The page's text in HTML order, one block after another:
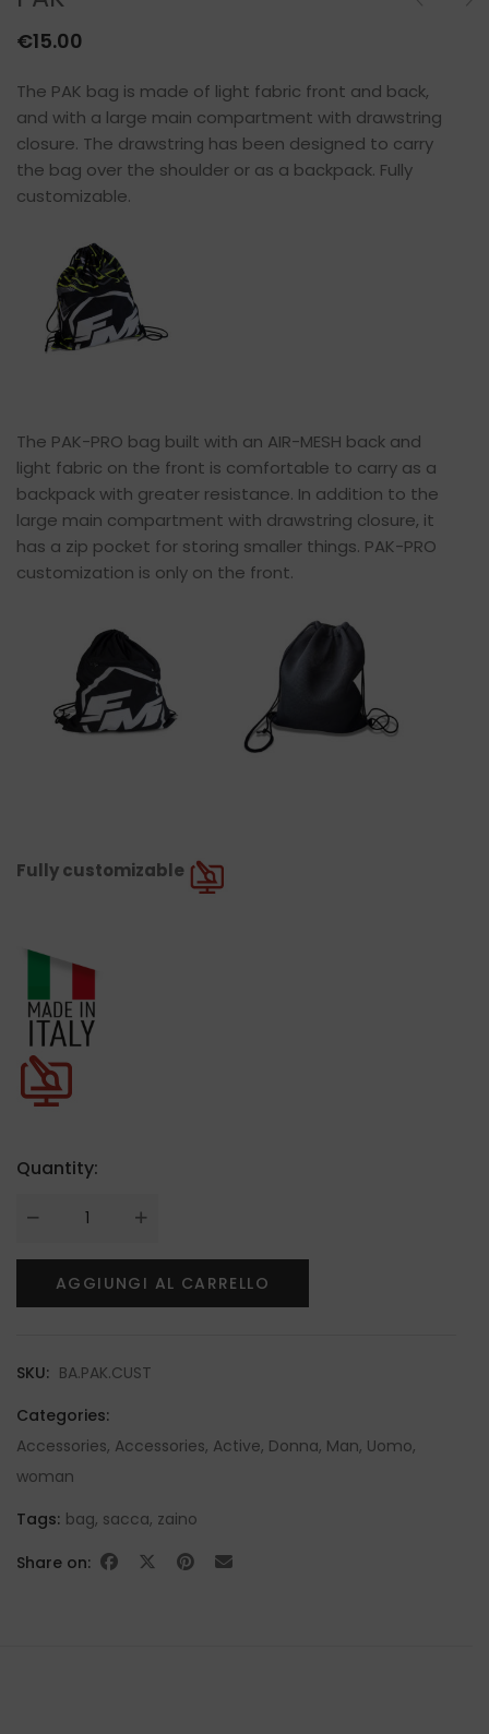
€15.00
The PAK bag is made of light fabric front and back,
and with a large main compartment with drawstring
closure. The drawstring has been designed to carry
the bag over the shoulder or as a backpack. Fully
customizable.
The PAK-PRO bag built with an AIR-MESH back and
light fabric on the front is comfortable to carry as a
backpack with greater resistance. In addition to the
large main compartment with drawstring closure, it
has a zip pocket for storing smaller things. PAK-PRO
customization is only on the front.
Fully customizable
Quantity:
AGGIUNGI AL CARRELLO
SKU: BA.PAK.CUST
Categories:
Accessories, Accessories, Active, Donna, Man, Uomo,
woman
Tags: bag, sacca, zaino
Share on: